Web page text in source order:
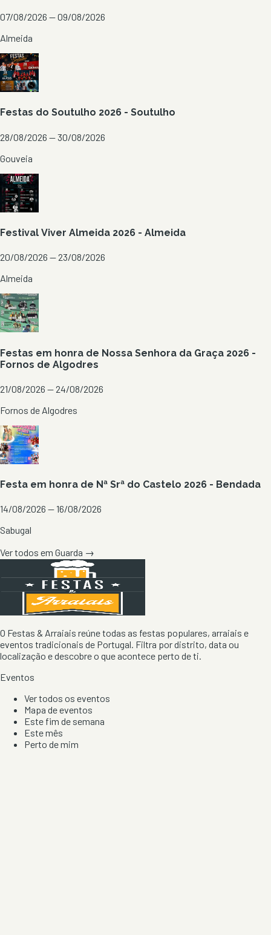
07/08/2026 — 09/08/2026
Almeida
Festas do Soutulho 2026 - Soutulho
28/08/2026 — 30/08/2026
Gouveia
Festival Viver Almeida 2026 - Almeida
20/08/2026 — 23/08/2026
Almeida
Festas em honra de Nossa Senhora da Graça 2026 -
Fornos de Algodres
21/08/2026 — 24/08/2026
Fornos de Algodres
Festa em honra de Nª Srª do Castelo 2026 - Bendada
14/08/2026 — 16/08/2026
Sabugal
Ver todos em Guarda →
O Festas & Arraiais reúne todas as festas populares, arraiais e
eventos tradicionais de Portugal. Filtra por distrito, data ou
localização e descobre o que acontece perto de ti.
Eventos
Ver todos os eventos
Mapa de eventos
Este fim de semana
Este mês
Perto de mim